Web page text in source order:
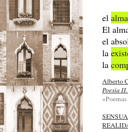
el alma
El
el
la
la
Alberto
Poesía